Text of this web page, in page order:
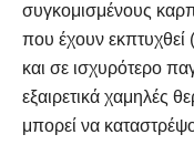
συγκομισμένους
που έχουν εκπτυχθεί
και σε ισχυρότερο
εξαιρετικά χαμηλές
μπορεί να